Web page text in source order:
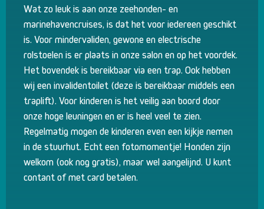
Wat zo leuk is aan onze zeehonden- en
marinehavencruises, is dat het voor iedereen geschikt
is. Voor mindervaliden, gewone en electrische
rolstoelen is er plaats in onze salon en op het voordek.
Het bovendek is bereikbaar via een trap. Ook hebben
wij een invalidentoilet (deze is bereikbaar middels een
traplift). Voor kinderen is het veilig aan boord door
onze hoge leuningen en er is heel veel te zien.
Regelmatig mogen de kinderen even een kijkje nemen
in de stuurhut. Echt een fotomomentje! Honden zijn
welkom (ook nog gratis), maar wel aangelijnd. U kunt
contant of met card betalen.